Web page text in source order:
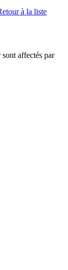
à la liste
affectés par